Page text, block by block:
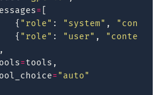
=
{ "role" : "system" , "content"
{ "role" : "user" , "content"
=tools ,
= "auto"